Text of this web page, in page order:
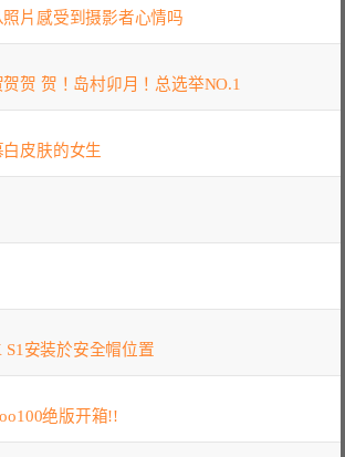
片感受到摄影者心情吗
贺 贺！岛村卯月！总选举NO.1
皮肤的女生
S1安装於安全帽位置
绝版开箱!!